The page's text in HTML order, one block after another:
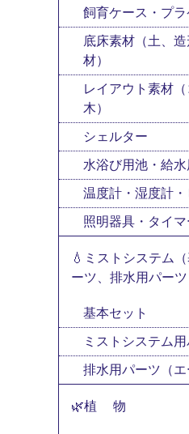
飼育ケース・プラ
底床素材（土、
材）
レイアウト素材
木）
シェルター
水浴び用池・給
温度計・湿度計
照明器具・タイマ
💧ミストシステム
ーツ、排水用パーツ
基本セット
ミストシステム
排水用パーツ（エ
🌿植 物